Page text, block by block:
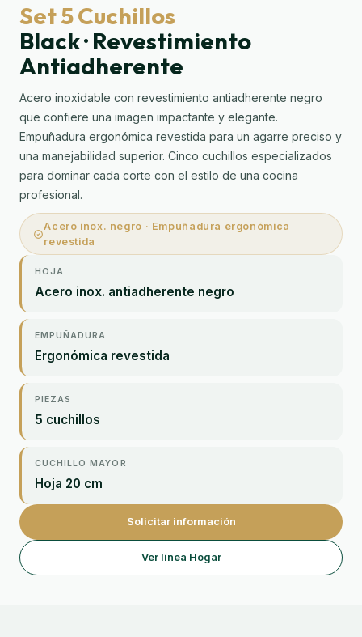
Set 5 Cuchillos
Black · Revestimiento
Antiadherente
Acero inoxidable con revestimiento antiadherente negro
que confiere una imagen impactante y elegante.
Empuñadura ergonómica revestida para un agarre preciso y
una manejabilidad superior. Cinco cuchillos especializados
para dominar cada corte con el estilo de una cocina
profesional.
Acero inox. negro · Empuñadura ergonómica
revestida
HOJA
Acero inox. antiadherente negro
EMPUÑADURA
Ergonómica revestida
PIEZAS
5 cuchillos
CUCHILLO MAYOR
Hoja 20 cm
Solicitar información
Ver línea Hogar